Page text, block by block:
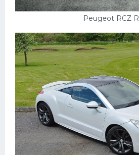
Peugeot RCZ R